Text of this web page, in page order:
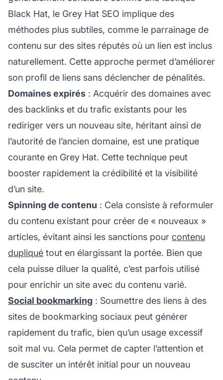
Black Hat, le Grey Hat SEO implique des
méthodes plus subtiles, comme le parrainage de
contenu sur des sites réputés où un lien est inclus
naturellement. Cette approche permet d’améliorer
son profil de liens sans déclencher de pénalités.
Domaines expirés : Acquérir des domaines avec
des backlinks et du trafic existants pour les
rediriger vers un nouveau site, héritant ainsi de
l’autorité de l’ancien domaine, est une pratique
courante en Grey Hat. Cette technique peut
booster rapidement la crédibilité et la visibilité
d’un site.
Spinning de contenu : Cela consiste à reformuler
du contenu existant pour créer de « nouveaux »
articles, évitant ainsi les sanctions pour contenu
dupliqué tout en élargissant la portée. Bien que
cela puisse diluer la qualité, c’est parfois utilisé
pour enrichir un site avec du contenu varié.
Social bookmarking : Soumettre des liens à des
sites de bookmarking sociaux peut générer
rapidement du trafic, bien qu’un usage excessif
soit mal vu. Cela permet de capter l’attention et
de susciter un intérêt initial pour un nouveau